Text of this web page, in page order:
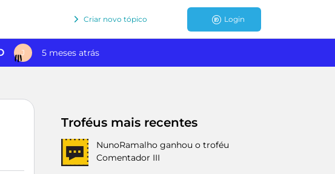
Criar novo tópico Login
J 5 meses atrás
Troféus mais recentes
NunoRamalho ganhou o troféu
Comentador III